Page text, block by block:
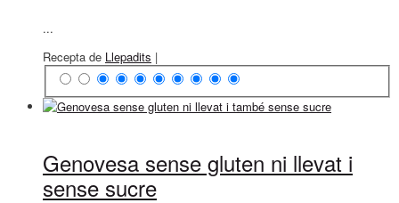
...
Recepta de Llepadits |
Genovesa sense gluten ni llevat i
sense sucre